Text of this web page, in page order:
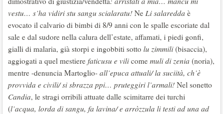
vestu… s’ha vidiri stu sangu scialaratu! Ne Li salaredda è
evocato il calvario di bimbi di 8/9 anni con le spalle escoriate dal
sale e dal sudore nella calura dell’estate, affamati, i piedi gonfi,
gialli di malaria, già storpi e ingobbiti sotto lu zimmili (bisaccia),
aggiogati a quel mestiere faticusu e vili come muli di zenia (noria),
mentre -denuncia Martoglio- all’epuca attuali/ la suciità, ch’è
provvida e civili/ si sbrazza ppi… pruteggiri l’armali! Nel sonetto
Candia, le stragi orribili attuate dalle scimitarre dei turchi
(l’acqua, lorda di sangu, fa lavina/ e arròzzula li testi ad una ad